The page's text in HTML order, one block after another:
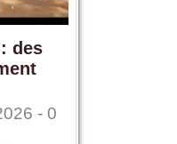
des
- 0